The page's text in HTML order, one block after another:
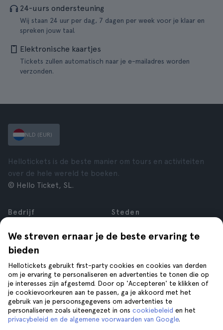
24-uurs ondersteuning
Wij staan 24 uur per dag, 7 dagen per week voor je klaar en
spreken jouw taal.
Elektronische kaartjes
Tickets zullen automatisch naar je e-mailadres worden
verzonden.
We streven ernaar je de beste ervaring te
bieden
Hellotickets gebruikt first-party cookies en cookies van derden
om je ervaring te personaliseren en advertenties te tonen die op
je interesses zijn afgestemd. Door op 'Accepteren' te klikken of
je cookievoorkeuren aan te passen, ga je akkoord met het
gebruik van je persoonsgegevens om advertenties te
personaliseren zoals uiteengezet in ons cookiebeleid en het
privacybeleid en de algemene voorwaarden van Google.
NLD (EUR)
Hellotickets is de beste manier om tours en activiteiten
over de hele wereld te boeken.
© Hello Ticket, SL.
Bedrijf
Vacatures
Affiliate
Reviews
Privacy
Voorwaarden
Juridische kennisgeving
Cookies
Steden
Rome
Londen
Granada
Krakau
Tenerife